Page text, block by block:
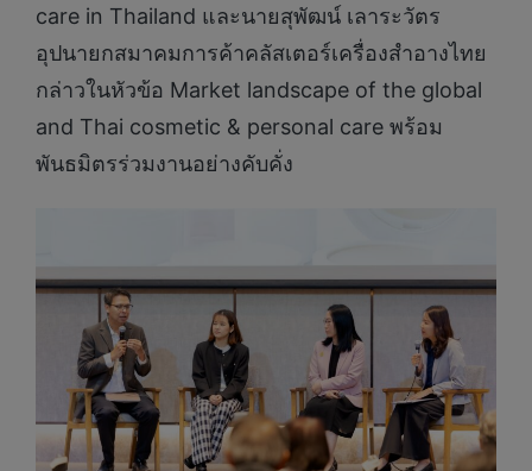
care in Thailand และนายสุพัฒน์ เลาระวัตร
อุปนายกสมาคมการค้าคลัสเตอร์เครื่องสำอางไทย
กล่าวในหัวข้อ Market landscape of the global
and Thai cosmetic & personal care พร้อม
พันธมิตรร่วมงานอย่างคับคั่ง